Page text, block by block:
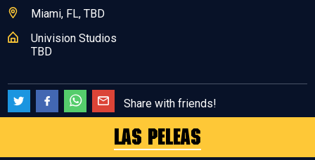
Miami, FL, TBD
Univision Studios
TBD
Share with friends!
LAS PELEAS